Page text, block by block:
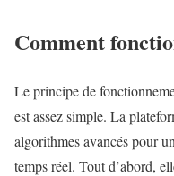
Comment
Le principe de
est assez simple. La
algorithmes avancés pour
temps réel. Tout d’abord,